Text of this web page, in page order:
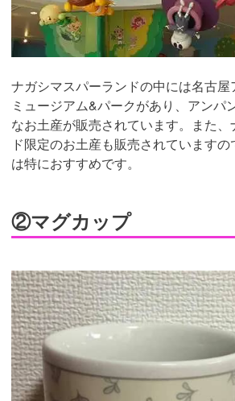
ナガシマスパーランドの中には名古屋
ミュージアム&パークがあり、アンパ
なお土産が販売されています。また
ド限定のお土産も販売されています
は特におすすめです。
②マグカップ